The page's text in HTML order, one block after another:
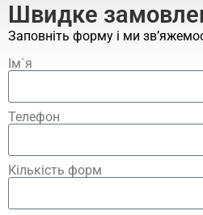
Швидке
Заповніть форму і ми
Ім`я
Телефон
Кількість форм